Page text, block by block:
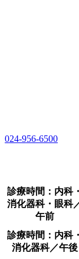
024-956-6500
診療時間：内科・
消化器科・眼科
午前
診療時間：内科・
消化器科／午後